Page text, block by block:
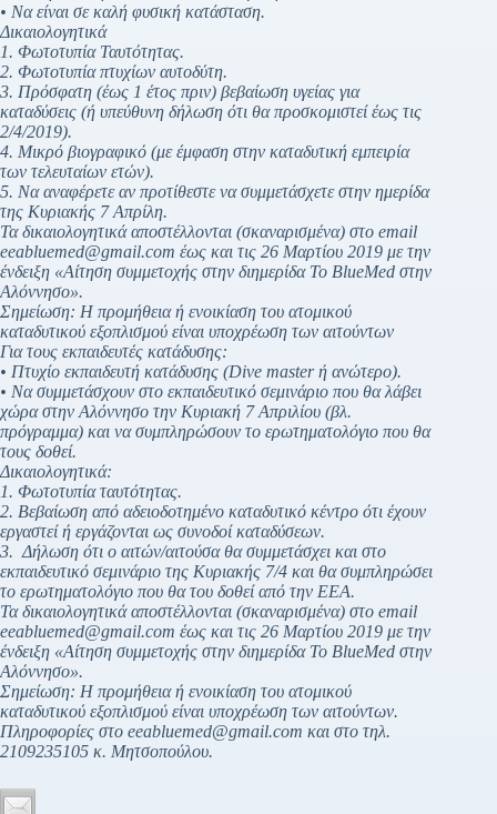
• Να είναι σε καλή φυσική κατάσταση.
Δικαιολογητικά
1. Φωτοτυπία Ταυτότητας.
2. Φωτοτυπία πτυχίων αυτοδύτη.
3. Πρόσφατη (έως 1 έτος πριν) βεβαίωση υγείας για
καταδύσεις (ή υπεύθυνη δήλωση ότι θα προσκομιστεί έως τις
2/4/2019).
4. Μικρό βιογραφικό (με έμφαση στην καταδυτική εμπειρία
των τελευταίων ετών).
5. Να αναφέρετε αν προτίθεστε να συμμετάσχετε στην ημερίδα
της Κυριακής 7 Απρίλη.
Τα δικαιολογητικά αποστέλλονται (σκαναρισμένα) στο email
eeabluemed@gmail.com έως και τις 26 Μαρτίου 2019 με την
ένδειξη «Αίτηση συμμετοχής στην διημερίδα Το BlueMed στην
Αλόννησο».
Σημείωση: Η προμήθεια ή ενοικίαση του ατομικού
καταδυτικού εξοπλισμού είναι υποχρέωση των αιτούντων
Για τους εκπαιδευτές κατάδυσης:
• Πτυχίο εκπαιδευτή κατάδυσης (Dive master ή ανώτερο).
• Να συμμετάσχουν στο εκπαιδευτικό σεμινάριο που θα λάβει
χώρα στην Αλόννησο την Κυριακή 7 Απριλίου (βλ.
πρόγραμμα) και να συμπληρώσουν το ερωτηματολόγιο που θα
τους δοθεί.
Δικαιολογητικά:
1. Φωτοτυπία ταυτότητας.
2. Βεβαίωση από αδειοδοτημένο καταδυτικό κέντρο ότι έχουν
εργαστεί ή εργάζονται ως συνοδοί καταδύσεων.
3. Δήλωση ότι ο αιτών/αιτούσα θα συμμετάσχει και στο
εκπαιδευτικό σεμινάριο της Κυριακής 7/4 και θα συμπληρώσει
το ερωτηματολόγιο που θα του δοθεί από την ΕΕΑ.
Τα δικαιολογητικά αποστέλλονται (σκαναρισμένα) στο email
eeabluemed@gmail.com έως και τις 26 Μαρτίου 2019 με την
ένδειξη «Αίτηση συμμετοχής στην διημερίδα Το BlueMed στην
Αλόννησο».
Σημείωση: Η προμήθεια ή ενοικίαση του ατομικού
καταδυτικού εξοπλισμού είναι υποχρέωση των αιτούντων.
Πληροφορίες στο eeabluemed@gmail.com και στο τηλ.
2109235105 κ. Μητσοπούλου.